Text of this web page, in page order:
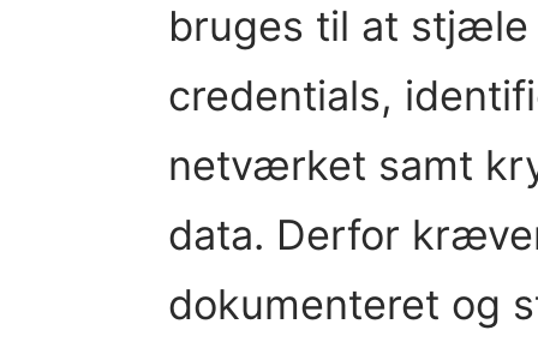
bruges til at stjæle
credentials,
netværket samt
data. Derfor
dokumenteret og